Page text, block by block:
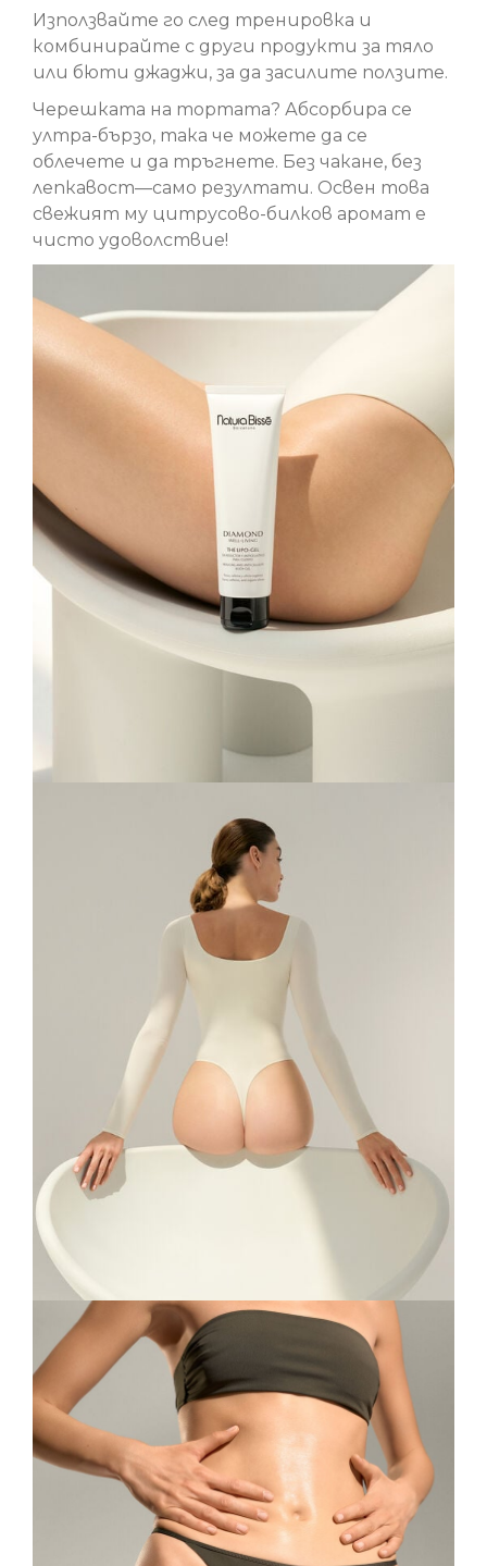
Използвайте го след тренировка и
комбинирайте с други продукти за тяло
или бюти джаджи, за да засилите ползите.
Черешката на тортата? Абсорбира се
ултра-бързо, така че можете да се
облечете и да тръгнете. Без чакане, без
лепкавост—само резултати. Освен това
свежият му цитрусово-билков аромат е
чисто удоволствие!